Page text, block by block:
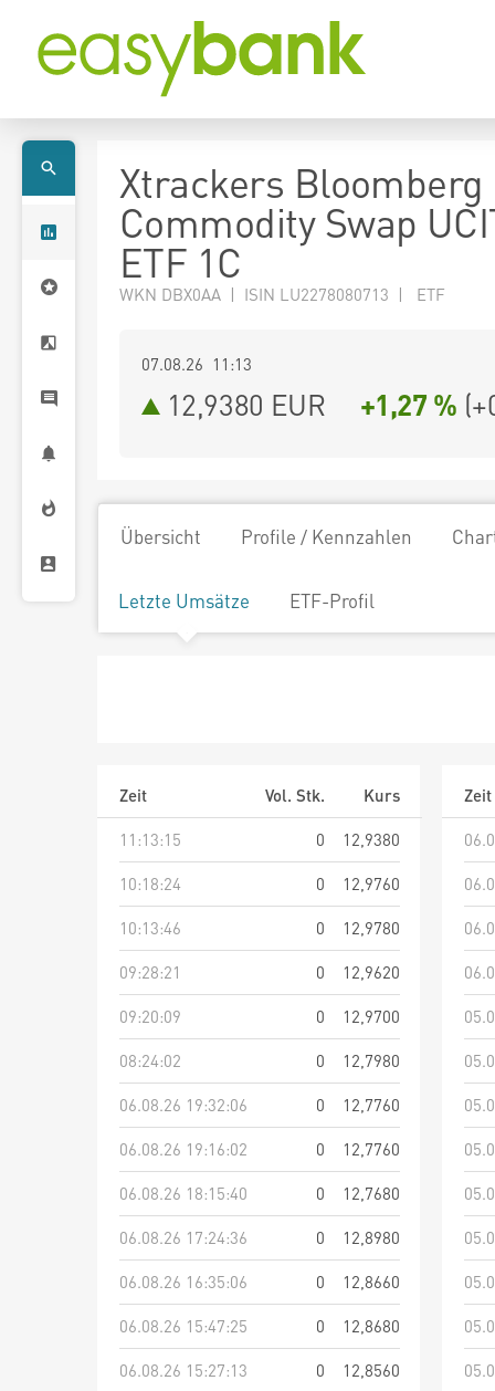
Xtrackers Bloomberg
Commodity Swap
ETF 1C
WKN DBX0AA | ISIN LU2278080713 | ETF
07.08.26 11:13
12,9380 EUR +1,27 % (
Übersicht Profile / Kennzahlen
Letzte Umsätze ETF-Profil
Zeit Vol. Stk.
Kurs
11:13:15
0
12,9380
10:18:24
0
12,9760
10:13:46
0
12,9780
09:28:21
0
12,9620
09:20:09
0
12,9700
08:24:02
0
12,7980
06.08.26 19:32:06
0
12,7760
06.08.26 19:16:02
0
12,7760
06.08.26 18:15:40
0
12,7680
06.08.26 17:24:36
0
12,8980
06.08.26 16:35:06
0
12,8660
06.08.26 15:47:25
0
12,8680
06.08.26 15:27:13
0
12,8560
Zeit